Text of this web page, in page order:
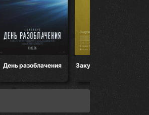
День разоблачения Закулисье реальности